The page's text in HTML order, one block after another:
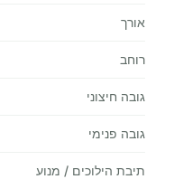
אורך
רוחב
גובה חיצוני
גובה פנימי
תיבת הילוכים / מנוע